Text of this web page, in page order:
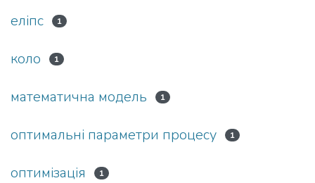
еліпс 1
коло 1
математична модель 1
оптимальні параметри процесу 1
оптимізація 1